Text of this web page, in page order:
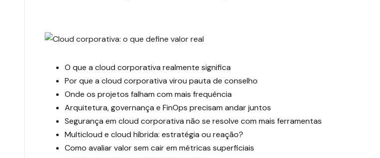
O que a cloud corporativa realmente significa
Por que a cloud corporativa virou pauta de conselho
Onde os projetos falham com mais frequência
Arquitetura, governança e FinOps precisam andar juntos
Segurança em cloud corporativa não se resolve com mais ferramentas
Multicloud e cloud híbrida: estratégia ou reação?
Como avaliar valor sem cair em métricas superficiais